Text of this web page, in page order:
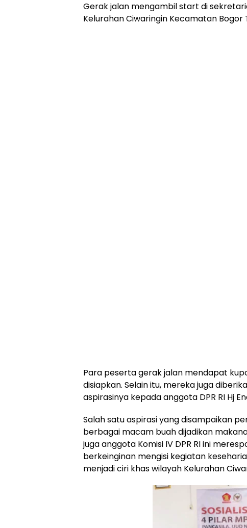
Gerak jalan mengambil start di
Kelurahan Ciwaringin Kecamatan Bogor
Para peserta gerak jalan mendapat
disiapkan. Selain itu, mereka juga
aspirasinya kepada anggota DPR RI Hj
Salah satu aspirasi yang disampaikan
berbagai macam buah dijadikan
juga anggota Komisi IV DPR RI ini
berkeinginan mengisi kegiatan
menjadi ciri khas wilayah Kelurahan